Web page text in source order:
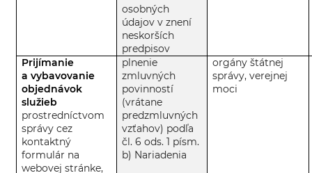
osobných
údajov v znení
neskorších
predpisov
Prijímanie
a vybavovanie
objednávok
služieb
prostredníctvom
správy cez
kontaktný
formulár na
webovej stránke,
plnenie
zmluvných
povinností
(vrátane
predzmluvných
vzťahov) podľa
čl. 6 ods. 1 písm.
b) Nariadenia
orgány štátnej
správy, verejnej
moci